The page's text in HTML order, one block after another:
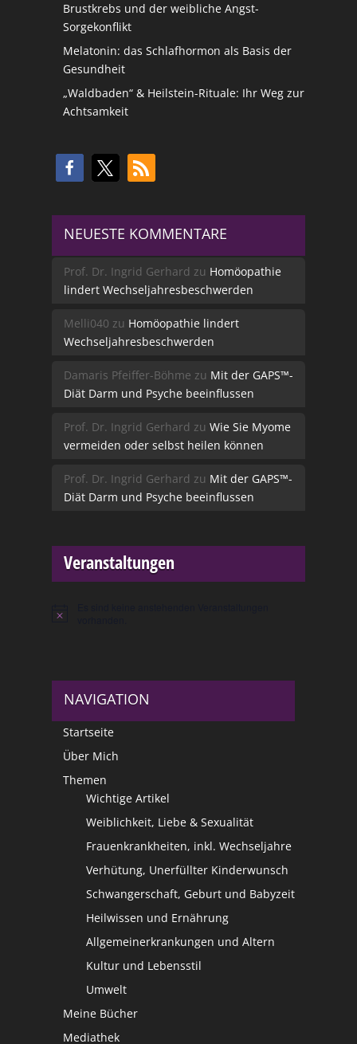
Brustkrebs und der weibliche Angst-
Sorgekonflikt
Melatonin: das Schlafhormon als Basis der
Gesundheit
„Waldbaden“ & Heilstein-Rituale: Ihr Weg zur
Achtsamkeit
NEUESTE KOMMENTARE
Prof. Dr. Ingrid Gerhard zu Homöopathie
lindert Wechseljahresbeschwerden
Melli040 zu Homöopathie lindert
Wechseljahresbeschwerden
Damaris Pfeiffer-Böhme zu Mit der GAPS™-
Diät Darm und Psyche beeinflussen
Prof. Dr. Ingrid Gerhard zu Wie Sie Myome
vermeiden oder selbst heilen können
Prof. Dr. Ingrid Gerhard zu Mit der GAPS™-
Diät Darm und Psyche beeinflussen
Veranstaltungen
Hinweis
NAVIGATION
Startseite
Über Mich
Themen
Wichtige Artikel
Weiblichkeit, Liebe & Sexualität
Frauenkrankheiten, inkl. Wechseljahre
Verhütung, Unerfüllter Kinderwunsch
Schwangerschaft, Geburt und Babyzeit
Heilwissen und Ernährung
Allgemeinerkrankungen und Altern
Kultur und Lebensstil
Umwelt
Meine Bücher
Mediathek